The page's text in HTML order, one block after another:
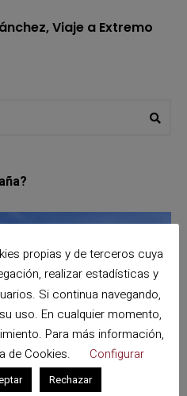
Viaje a Extremo
propias y de terceros cuya
realizar estadísticas y
Si continua navegando,
uso. En cualquier momento,
Para más información,
de Cookies.
Configurar
Rechazar